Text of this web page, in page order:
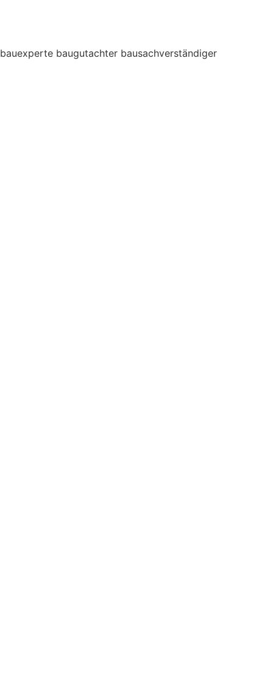
bauexperte baugutachter bausachverständiger